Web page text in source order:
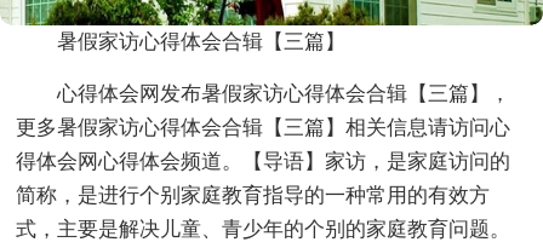
暑假家访心得体会合辑【三篇】
心得体会网发布暑假家访心得体会合辑【三篇】，
更多暑假家访心得体会合辑【三篇】相关信息请访问心
得体会网心得体会频道。【导语】家访，是家庭访问的
简称，是进行个别家庭教育指导的一种常用的有效方
式，主要是解决儿童、青少年的个别的家庭教育问题。